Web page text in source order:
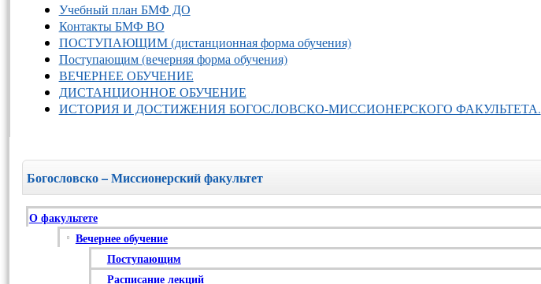
Учебный план БМФ ДО
Контакты БМФ ВО
ПОСТУПАЮЩИМ (дистанционная форма обучения)
Поступающим (вечерняя форма обучения)
ВЕЧЕРНЕЕ ОБУЧЕНИЕ
ДИСТАНЦИОННОЕ ОБУЧЕНИЕ
ИСТОРИЯ И ДОСТИЖЕНИЯ БОГОСЛОВСКО-МИССИОНЕРСКОГО ФАКУЛЬТЕТА.
Богословско – Миссионерский факультет
О факультете
Вечернее обучение
Поступающим
Расписание лекций